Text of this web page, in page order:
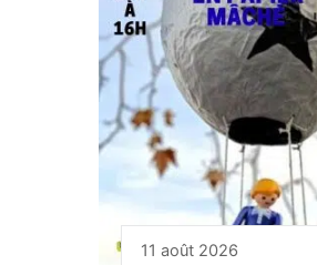
11 août 2026